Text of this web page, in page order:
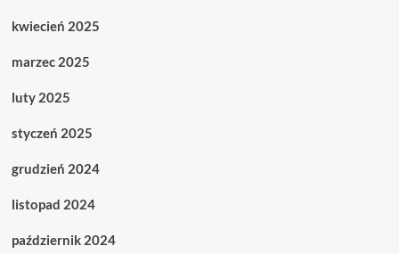
kwiecień 2025
marzec 2025
luty 2025
styczeń 2025
grudzień 2024
listopad 2024
październik 2024